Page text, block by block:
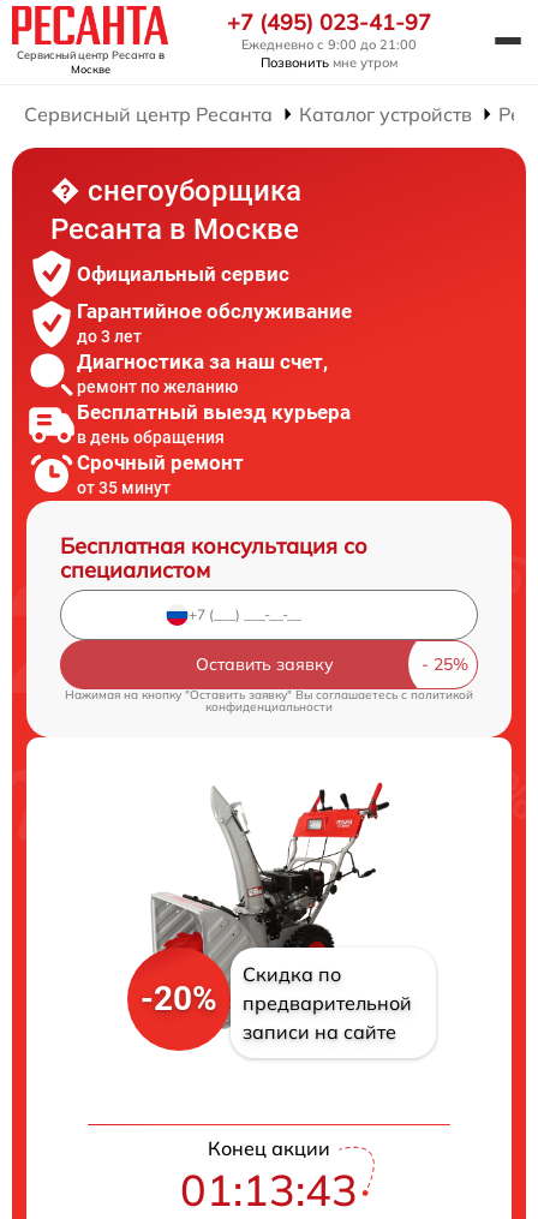
Сервисный центр Ресанта в
Москве
+7 (495) 023-41-97
Ежедневно с 9:00 до 21:00
Позвонить мне утром
Сервисный центр Ресанта Каталог устройств
� снегоуборщика
Ресанта в Москве
Официальный сервис
Гарантийное обслуживание
до 3 лет
Диагностика за наш счет,
ремонт по желанию
Бесплатный выезд курьера
в день обращения
Срочный ремонт
от 35 минут
Бесплатная консультация со
специалистом
Оставить заявку
Нажимая на кнопку "Оставить заявку" Вы соглашаетесь cполитикой
конфиденциальности
-20%
Скидка по
предварительной
записи на сайте
Конец акции
01:13:42